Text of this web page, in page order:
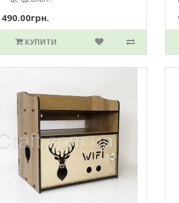
490.00грн.
КУПИТИ